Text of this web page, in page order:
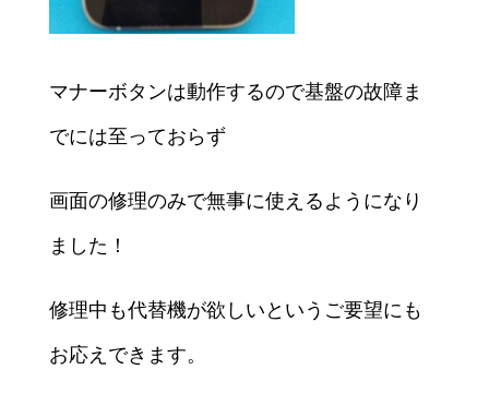
マナーボタンは動作するので基盤の故障ま
でには至っておらず
画面の修理のみで無事に使えるようになり
ました！
修理中も代替機が欲しいというご要望にも
お応えできます。